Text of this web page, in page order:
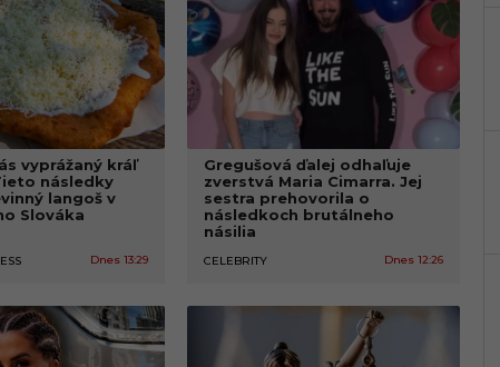
vyprážaný kráľ
následky
langoš v
Slováka
Dnes 13:29
Gregušová ďalej odhaľuje
zverstvá Maria Cimarra. Jej
sestra prehovorila o
následkoch brutálneho
násilia
CELEBRITY Dnes 12:26